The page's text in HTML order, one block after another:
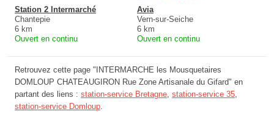
Station 2 Intermarché
Chantepie
6 km
Ouvert en continu
Avia
Vern-sur-Seiche
6 km
Ouvert en continu
Retrouvez cette page "INTERMARCHE les Mousquetaires
DOMLOUP CHATEAUGIRON Rue Zone Artisanale du Gifard" en
partant des liens : station-service Bretagne station-service 35
station-service Domloup